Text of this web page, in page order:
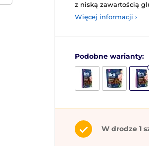
z niską zawartością
Więcej informacji ›
Podobne warianty:
W drodze 1